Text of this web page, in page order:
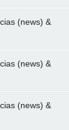
(news) &
(news) &
(news) &